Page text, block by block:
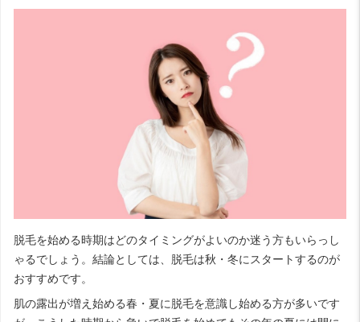
脱毛を始める時期はどのタイミングがよいのか迷う方もいらっし
ゃるでしょう。結論としては、脱毛は秋・冬にスタートするのが
おすすめです。
肌の露出が増え始める春・夏に脱毛を意識し始める方が多いです